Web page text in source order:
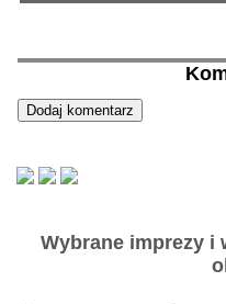
Wybrane imprezy i